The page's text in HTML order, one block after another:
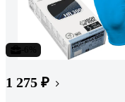
1 275 ₽